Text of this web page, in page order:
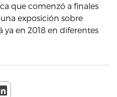
que comenzó a finales
exposición sobre
ya en 2018 en diferentes